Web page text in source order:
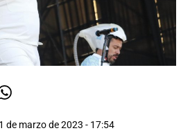
de marzo de 2023 - 17:54